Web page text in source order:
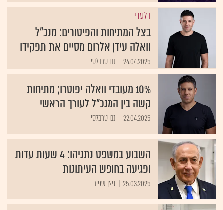
בלעדי
בצל המתיחות והפיטורים: מנכ"ל
וואלה עידן אלרום מסיים את תפקידו
24.04.2025 נבו טרבלסי
10% מעובדי וואלה יפוטרו; מתיחות
קשה בין המנכ"ל לעורך הראשי
22.04.2025 נבו טרבלסי
השבוע במשפט נתניהו: 4 שעות עדות
ופגיעה בחופש העיתונות
25.03.2025 ניצן שפיר